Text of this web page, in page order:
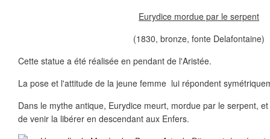
Eurydice mordue par le serpent
(1830, bronze, fonte Delafontaine)
Cette statue a été réalisée en pendant de l'Aristée.
La pose et l'attitude de la jeune femme lui répondent
Dans le mythe antique, Eurydice meurt, mordue par le serpent,
de venir la libérer en descendant aux Enfers.